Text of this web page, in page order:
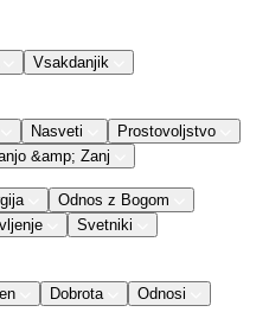
Vsakdanjik
Nasveti
Prostovoljstvo
&amp; Zanj
Odnos z Bogom
Svetniki
Dobrota
Odnosi